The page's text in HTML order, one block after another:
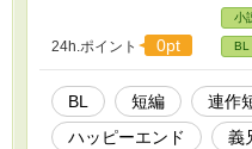
向けの描
弟・千理《
ん。兄が大
甘えん坊。
兄・優太《
過去に負っ
しく、弟の
24h.ポイント 0pt
小
BL
BL 短編 連作
ハッピーエンド
義